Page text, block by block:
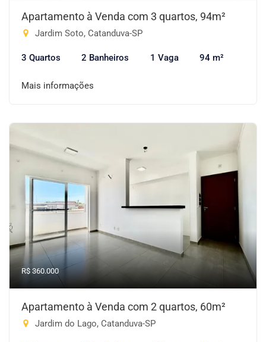
Apartamento à Venda com 3 quartos, 94m²
Jardim Soto, Catanduva-SP
3 Quartos 2 Banheiros 1 Vaga 94 m²
Mais informações
R$ 360.000
Apartamento à Venda com 2 quartos, 60m²
Jardim do Lago, Catanduva-SP